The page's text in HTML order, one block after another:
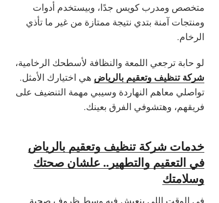
متخصص ومدرب كويس جدًا، وبيستخدم أدوات
ومنتجات آمنة بتدي نتيجة ممتازة من غير ما تأذي
الرخام.
لو حابة ترجعي اللمعة والنظافة لأسطحك الرخامية،
شركة تنظيف وتعقيم بالرياض هي اختيارك الأمثل.
تواصلي معاهم النهاردة وسيبي مهمة التنضيف على
فريقهم، وهتشوفي الفرق بعينك.
خدمات شركة تنظيف وتعقيم بالرياض
في التعقيم والتطهير.. علشان صحتك
وسلامتك
في الوقت اللي بنعيش فيه وسط ظروف صحية